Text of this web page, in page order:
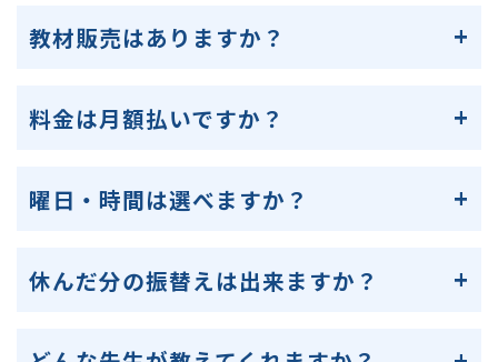
教材販売はありますか？
料金は月額払いですか？
曜日・時間は選べますか？
休んだ分の振替えは出来ますか？